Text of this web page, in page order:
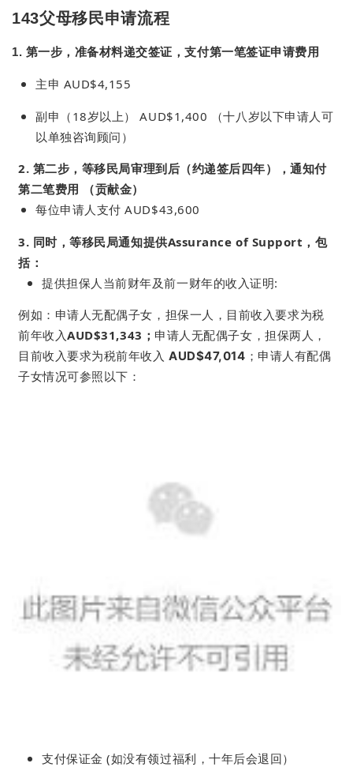
143父母移民申请流程
1. 第一步，准备材料递交签证，支付第一笔签证申请费用
主申 AUD$4,155
副申（18岁以上） AUD$1,400 （十八岁以下申请人可
以单独咨询顾问）
2. 第二步，等移民局审理到后（约递签后四年），通知付
第二笔费用 （贡献金）
每位申请人支付 AUD$43,600
3. 同时，等移民局通知提供Assurance of Support，包
括：
提供担保人当前财年及前一财年的收入证明:
例如：申请人无配偶子女，担保一人，目前收入要求为税
前年收入AUD$31,343； 申请人无配偶子女，担保两人，
目前收入要求为税前年收入AUD$47,014 ；申请人有配偶
子女情况可参照以下：
支付保证金 (如没有领过福利，十年后会退回）